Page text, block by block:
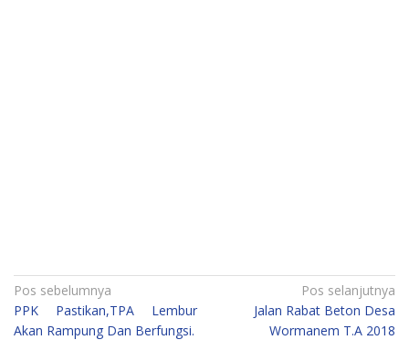
Navigasi
pos
Pos sebelumnya
PPK Pastikan,TPA Lembur
Akan Rampung Dan Berfungsi.
Pos selanjutnya
Jalan Rabat Beton Desa
Wormanem T.A 2018